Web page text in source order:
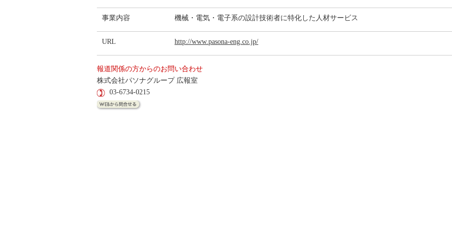
事業内容 機械・電気・電子系の設計技術者に特化した人材サービス
URL http://www.pasona-eng.co.jp/
報道関係の方からのお問い合わせ
株式会社パソナグループ 広報室
03-6734-0215